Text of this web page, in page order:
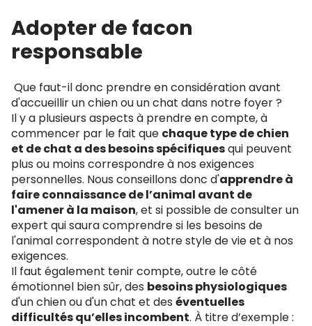
Adopter de facon
responsable
Que faut-il donc prendre en considération avant
d'accueillir un chien ou un chat dans notre foyer ?
Il y a plusieurs aspects à prendre en compte, à
commencer par le fait que chaque type de chien
et de chat a des besoins spécifiquesqui peuvent
plus ou moins correspondre à nos exigences
personnelles. Nous conseillons donc d'apprendre à
faire connaissance de l’animal avant de
l'amener à la maison, et si possible de consulter un
expert qui saura comprendre si les besoins de
l'animal correspondent à notre style de vie et à nos
exigences.
Il faut également tenir compte, outre le côté
émotionnel bien sûr, des besoins physiologiques
d'un chien ou d'un chat et des éventuelles
difficultés qu’elles incombent. À titre d’exemple :